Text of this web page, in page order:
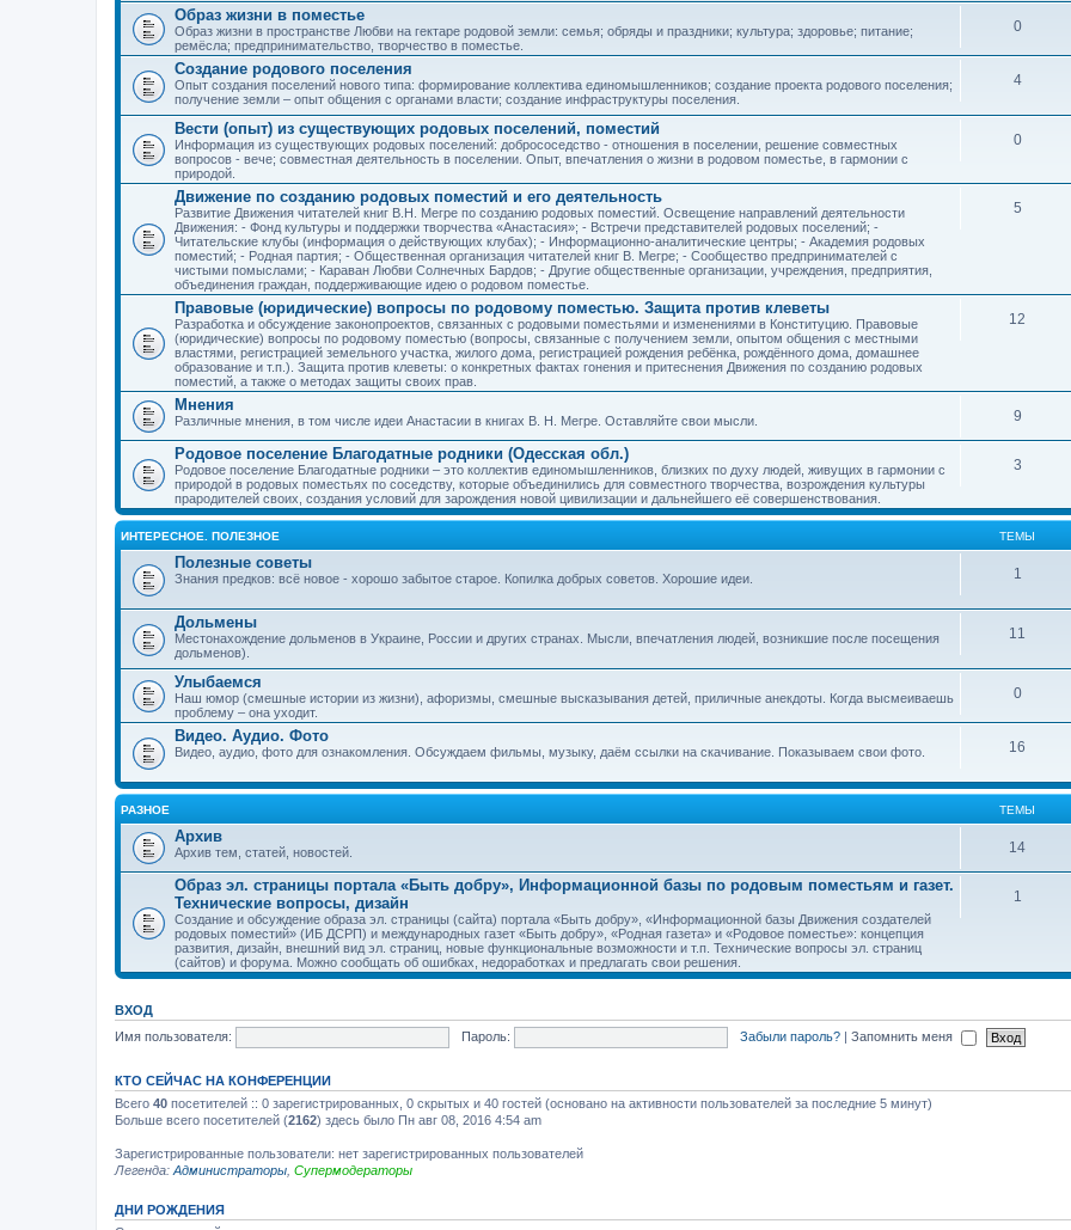
Образ жизни в поместье
Образ жизни в пространстве Любви на гектаре родовой земли: семья; обряды и праздники; культура; здоровье; питание;
ремёсла; предпринимательство, творчество в поместье.
0
Создание родового поселения
Опыт создания поселений нового типа: формирование коллектива единомышленников; создание проекта родового поселения;
получение земли – опыт общения с органами власти; создание инфраструктуры поселения.
4
Вести (опыт) из существующих родовых поселений, поместий
Информация из существующих родовых поселений: добрососедство - отношения в поселении, решение совместных
вопросов - вече; совместная деятельность в поселении. Опыт, впечатления о жизни в родовом поместье, в гармонии с
природой.
0
Движение по созданию родовых поместий и его деятельность
Развитие Движения читателей книг В.Н. Мегре по созданию родовых поместий. Освещение направлений деятельности
Движения: - Фонд культуры и поддержки творчества «Анастасия»; - Встречи представителей родовых поселений; -
Читательские клубы (информация о действующих клубах); - Информационно-аналитические центры; - Академия родовых
поместий; - Родная партия; - Общественная организация читателей книг В. Мегре; - Сообщество предпринимателей с
чистыми помыслами; - Караван Любви Солнечных Бардов; - Другие общественные организации, учреждения, предприятия,
объединения граждан, поддерживающие идею о родовом поместье.
5
Правовые (юридические) вопросы по родовому поместью. Защита против клеветы
Разработка и обсуждение законопроектов, связанных с родовыми поместьями и изменениями в Конституцию. Правовые
(юридические) вопросы по родовому поместью (вопросы, связанные с получением земли, опытом общения с местными
властями, регистрацией земельного участка, жилого дома, регистрацией рождения ребёнка, рождённого дома, домашнее
образование и т.п.). Защита против клеветы: о конкретных фактах гонения и притеснения Движения по созданию родовых
поместий, а также о методах защиты своих прав.
12
Мнения
Различные мнения, в том числе идеи Анастасии в книгах В. Н. Мегре. Оставляйте свои мысли. 9
Родовое поселение Благодатные родники (Одесская обл.)
Родовое поселение Благодатные родники – это коллектив единомышленников, близких по духу людей, живущих в гармонии с
природой в родовых поместьях по соседству, которые объединились для совместного творчества, возрождения культуры
прародителей своих, создания условий для зарождения новой цивилизации и дальнейшего её совершенствования.
3
ИНТЕРЕСНОЕ. ПОЛЕЗНОЕ ТЕМЫ
Полезные советы
Знания предков: всё новое - хорошо забытое старое. Копилка добрых советов. Хорошие идеи. 1
Дольмены
Местонахождение дольменов в Украине, России и других странах. Мысли, впечатления людей, возникшие после посещения
дольменов).
11
Улыбаемся
Наш юмор (смешные истории из жизни), афоризмы, смешные высказывания детей, приличные анекдоты. Когда высмеиваешь
проблему – она уходит.
0
Видео. Аудио. Фото
Видео, аудио, фото для ознакомления. Обсуждаем фильмы, музыку, даём ссылки на скачивание. Показываем свои фото. 16
РАЗНОЕ ТЕМЫ
Архив
Архив тем, статей, новостей. 14
Образ эл. страницы портала «Быть добру», Информационной базы по родовым поместьям и газет.
Технические вопросы, дизайн
Создание и обсуждение образа эл. страницы (сайта) портала «Быть добру», «Информационной базы Движения создателей
родовых поместий» (ИБ ДСРП) и международных газет «Быть добру», «Родная газета» и «Родовое поместье»: концепция
развития, дизайн, внешний вид эл. страниц, новые функциональные возможности и т.п. Технические вопросы эл. страниц
(сайтов) и форума. Можно сообщать об ошибках, недоработках и предлагать свои решения.
1
ВХОД
Имя пользователя:
Пароль: Забыли пароль? | Запомнить меня
КТО СЕЙЧАС НА КОНФЕРЕНЦИИ
Всего 40 посетителей :: 0 зарегистрированных, 0 скрытых и 40 гостей (основано на активности пользователей за последние 5 минут)
Больше всего посетителей (2162) здесь было Пн авг 08, 2016 4:54 am
Зарегистрированные пользователи: нет зарегистрированных пользователей
Легенда: Администраторы Супермодераторы
ДНИ РОЖДЕНИЯ